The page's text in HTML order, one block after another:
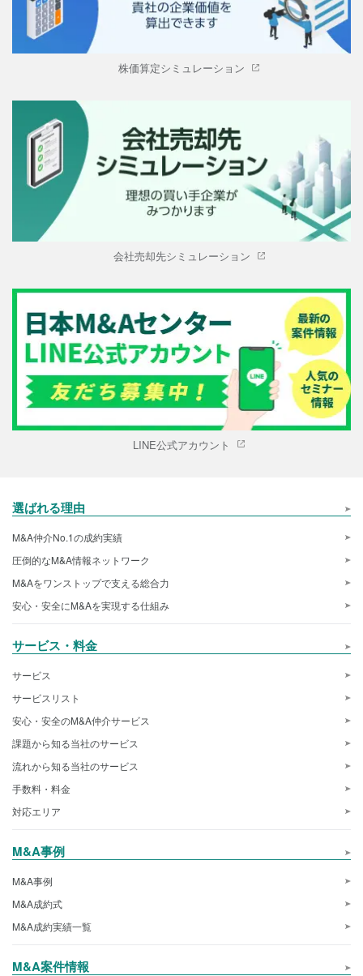
株価算定シミュレーション
会社売却先シミュレーション
LINE公式アカウント
選ばれる理由
M&A仲介No.1の成約実績
圧倒的なM&A情報ネットワーク
M&Aをワンストップで支える総合力
安心・安全にM&Aを実現する仕組み
サービス・料金
サービス
サービスリスト
安心・安全のM&A仲介サービス
課題から知る当社のサービス
流れから知る当社のサービス
手数料・料金
対応エリア
M&A事例
M&A事例
M&A成約式
M&A成約実績一覧
M&A案件情報